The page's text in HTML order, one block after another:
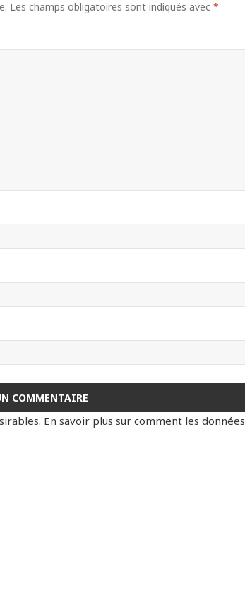
Les champs obligatoires sont indiqués avec*
En savoir plus sur comment les données